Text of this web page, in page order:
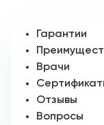
Гарантии
Врачи
Отзывы
Вопросы